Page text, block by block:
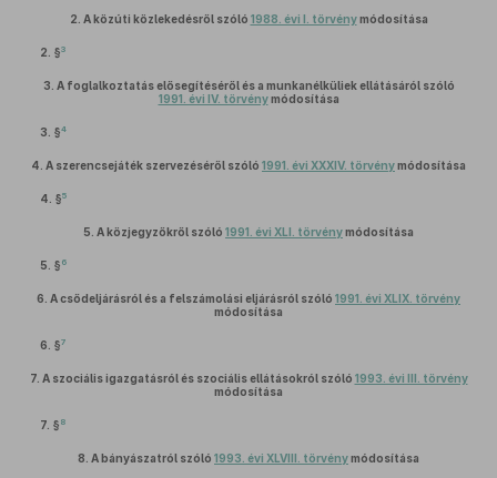
2. A közúti közlekedésről szóló 1988. évi I. törvénymódosítása
2. §3
3. A foglalkoztatás elősegítéséről és a munkanélküliek ellátásáról szóló
1991. évi IV. törvénymódosítása
3. §4
4. A szerencsejáték szervezéséről szóló 1991. évi XXXIV. törvénymódosítása
4. §5
5. A közjegyzőkről szóló 1991. évi XLI. törvénymódosítása
5. § 6
6. A csődeljárásról és a felszámolási eljárásról szóló 1991. évi XLIX. törvény
módosítása
6. §7
7. A szociális igazgatásról és szociális ellátásokról szóló 1993. évi III. törvény
módosítása
7. § 8
8. A bányászatról szóló 1993. évi XLVIII. törvénymódosítása